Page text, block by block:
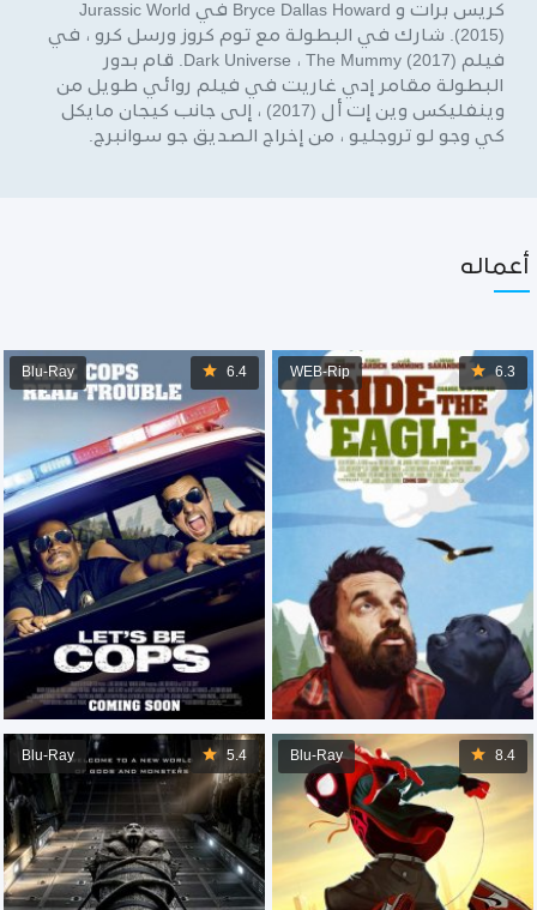
كريس برات و Bryce Dallas Howard في Jurassic World
(2015). شارك في البطولة مع توم كروز ورسل كرو ، في
فيلم Dark Universe ، The Mummy (2017). قام بدور
البطولة مقامر إدي غاريت في فيلم روائي طويل من
وينفليكس وين إت أل (2017) ، إلى جانب كيجان مايكل
كي وجو لو تروجليو ، من إخراج الصديق جو سوانبرج.
أعماله
6.3
WEB-Rip
6.4
Blu-Ray
8.4
Blu-Ray
5.4
Blu-Ray